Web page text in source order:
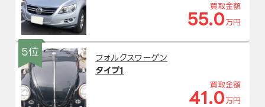
買取金額
55.0 万円
5位
フォルクスワーゲン
タイプ1
買取金額
41.0 万円